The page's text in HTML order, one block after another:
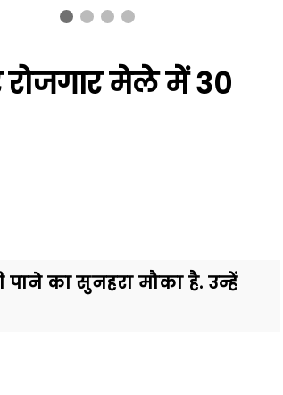
रोजगार मेले में 30
का सुनहरा मौका है. उन्हें